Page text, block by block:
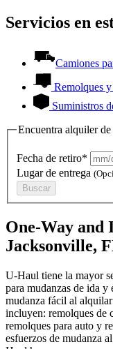
Servicios en
Camiones
Remolques
Suministros
Encuentra alquiler
Fecha de retiro*
Lugar de entrega
Buscar
One-Way and
Jacksonville,
U-Haul tiene la mayor
para mudanzas de ida y
mudanza fácil al
incluyen: remolques de
remolques para auto y
esfuerzos de mudanza